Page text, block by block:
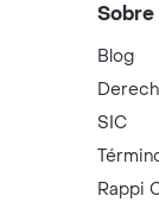
Sobre
Blog
SIC
Rappi